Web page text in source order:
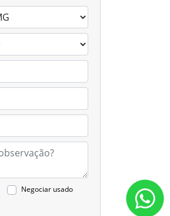
Negociar usado